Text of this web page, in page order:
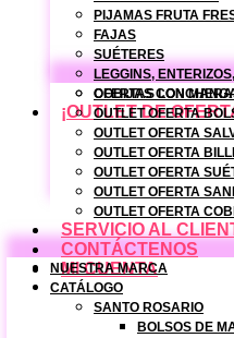
PIJAMAS FRUTA
FAJAS
SUÉTERES
LEGGINS,
COBIJAS CON
¡OUTLET DE
OFERTAS
OUTLET OFERTA
OUTLET OFERTA
OUTLET OFERTA
OUTLET OFERTA
OUTLET OFERTA
OUTLET OFERTA
SERVICIO AL
CONTÁCTENOS
MI CUENTA
NUESTRA MARCA
CATÁLOGO
SANTO ROSARIO
BOLSOS DE